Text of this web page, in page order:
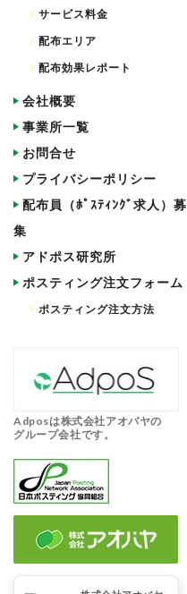
サービス料金
配布エリア
配布効果レポート
会社概要
事業所一覧
お問合せ
プライバシーポリシー
配布員（ﾎﾟｽﾃｨﾝｸﾞ求人）募
集
アドポス研究所
ポスティング注文フォーム
ポスティング注文方法
Adposは株式会社アオバヤの
グループ会社です。